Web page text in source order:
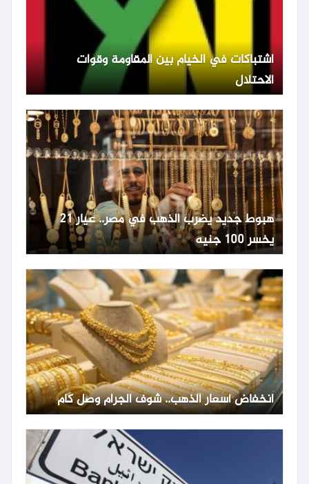
اشتباكات في الخيام بين المقاومة وقوات
الاحتلال
هبوط جديد يضرب الذهب في مصر.. عيار 21
يخسر 100 جنيه
انخفاض أسعار الذهب.. شوف الجرام وصل كام